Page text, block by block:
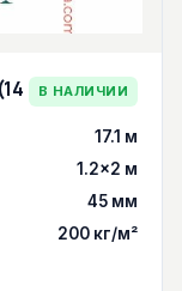
В НАЛИЧИИ
17.1 м
1.2×2 м
45 мм
200 кг/м²